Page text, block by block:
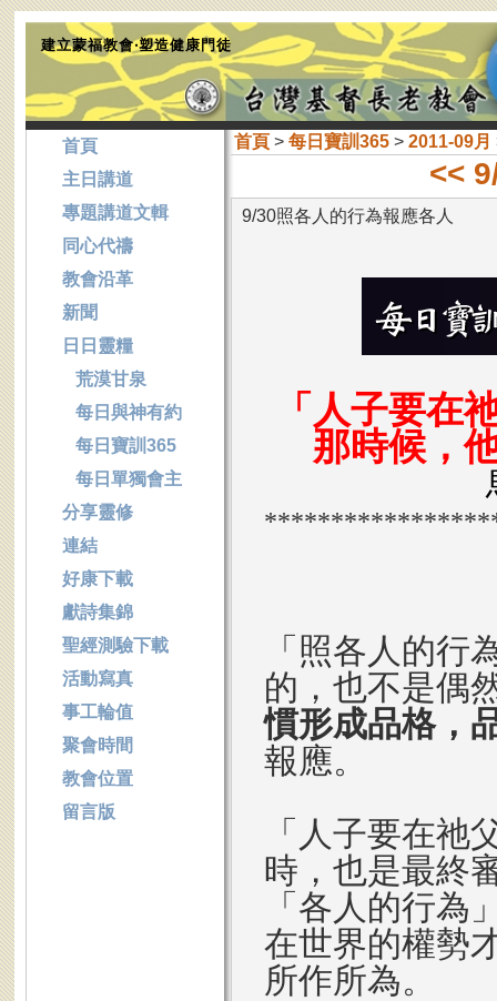
建立蒙福教會‧塑造健康門徒
首頁 >每日寶訓365 >2011-09月
<<
9/30照各人的行為報應各人
「人子要在
那時候，
「照各人的行
的，也不是偶
慣形成品格，
報應。
「人子要在祂
時，也是最終
「各人的行為
在世界的權勢
所作所為。
首頁
主日講道
專題講道文輯
同心代禱
教會沿革
新聞
日日靈糧
荒漠甘泉
每日與神有約
每日寶訓365
每日單獨會主
分享靈修
連結
好康下載
獻詩集錦
聖經測驗下載
活動寫真
事工輪值
聚會時間
教會位置
留言版